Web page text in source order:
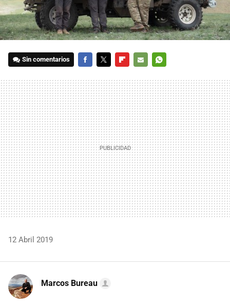
Sin comentarios
MAIL
12 Abril 2019
Marcos Bureau